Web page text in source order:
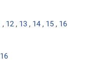
, 12 , 13 , 14 , 15 , 16
16